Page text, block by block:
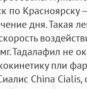
по Красноярску
дня. Такая
Тадалафил не
пли
China